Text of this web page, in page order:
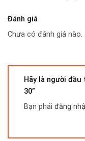
Đánh giá
Chưa có đánh giá nào.
Hãy là người đầu
30”
Bạn phải đăng